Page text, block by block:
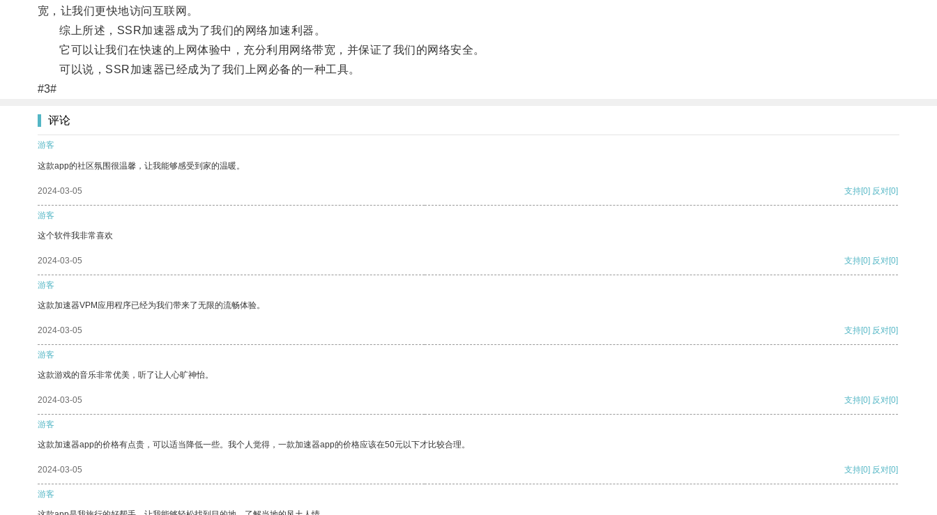
宽，让我们更快地访问互联网。
综上所述，SSR加速器成为了我们的网络加速利器。
它可以让我们在快速的上网体验中，充分利用网络带宽，并保证了我们的网络安全。
可以说，SSR加速器已经成为了我们上网必备的一种工具。
#3#
评论
游客
这款app的社区氛围很温馨，让我能够感受到家的温暖。
2024-03-05 支持[0] 反对[0]
游客
这个软件我非常喜欢
2024-03-05 支持[0] 反对[0]
游客
这款加速器VPM应用程序已经为我们带来了无限的流畅体验。
2024-03-05 支持[0] 反对[0]
游客
这款游戏的音乐非常优美，听了让人心旷神怡。
2024-03-05 支持[0] 反对[0]
游客
这款加速器app的价格有点贵，可以适当降低一些。我个人觉得，一款加速器app的价格应该在50元以下才比较合理。
2024-03-05 支持[0] 反对[0]
游客